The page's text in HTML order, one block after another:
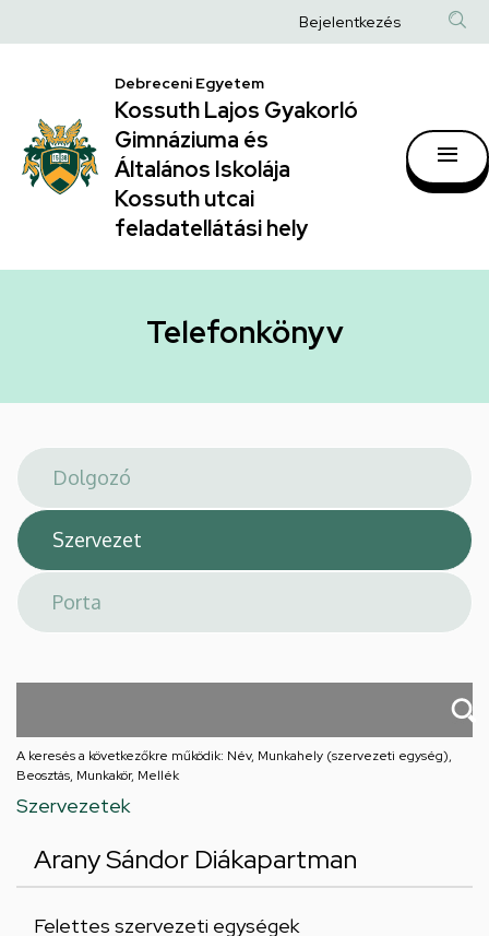
|
Kossuth
Lajos
Gyakorló
Gimnáziuma
Általános
hely
a
Anonim
fiók
Bejelentkezés
Debreceni Egyetem
Kossuth Lajos Gyakorló
Gimnáziuma és
Általános Iskolája
Kossuth utcai
feladatellátási hely
Telefonkönyv
A keresés a következőkre működik: Név, Munkahely (szervezeti egység),
Beosztás, Munkakör, Mellék
Szervezetek
Arany Sándor Diákapartman
Felettes szervezeti egységek